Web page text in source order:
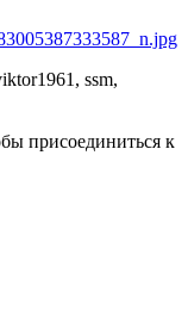
, ssm,
присоединиться к